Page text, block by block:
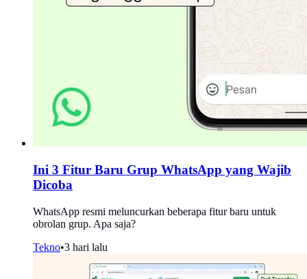
Ini 3 Fitur Baru Grup WhatsApp yang Wajib
Dicoba
WhatsApp resmi meluncurkan beberapa fitur baru untuk
obrolan grup. Apa saja?
Tekno•3 hari lalu